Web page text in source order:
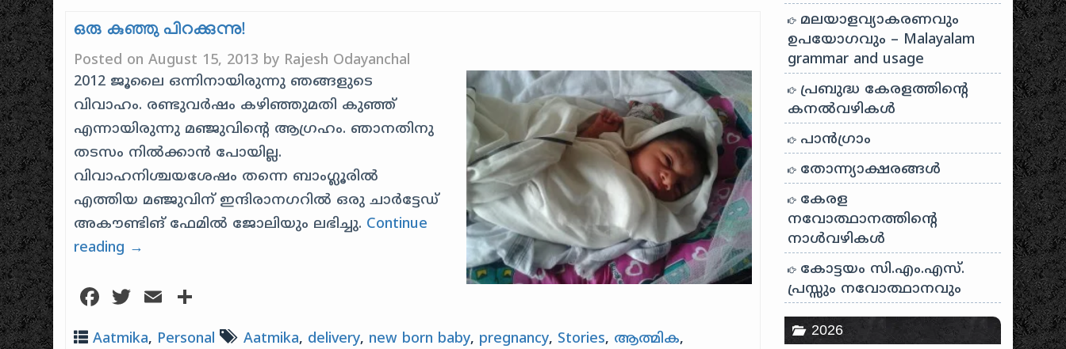
ഒരു കുഞ്ഞു പിറക്കുന്നു!
Posted onAugust 15, 2013 by Rajesh Odayanchal
2012 ജൂലൈ ഒന്നിനായിരുന്നു ഞങ്ങളുടെ
വിവാഹം. രണ്ടുവർഷം കഴിഞ്ഞുമതി കുഞ്ഞ്
എന്നായിരുന്നു മഞ്ജുവിന്റെ ആഗ്രഹം. ഞാനതിനു
തടസം നിൽക്കാൻ പോയില്ല.
വിവാഹനിശ്ചയശേഷം തന്നെ ബാംഗ്ലൂരിൽ
എത്തിയ മഞ്ജുവിന് ഇന്ദിരാനഗറിൽ ഒരു ചാർട്ടേഡ്
അകൗണ്ടിങ് ഫേമിൽ ജോലിയും ലഭിച്ചു. Continue
reading →
Facebook
Twitter
Email
Aatmika, Personal Aatmika, delivery, new born baby, pregnancy, Stories, ആത്മിക,
മലയാളവ്യാകരണവും
ഉപയോഗവും – Malayalam
grammar and usage
പ്രബുദ്ധ കേരളത്തിന്റെ
കനൽവഴികൾ
പാന്‍ഗ്രാം
തോന്ന്യാക്ഷരങ്ങള്‍
കേരള
നവോത്ഥാനത്തിന്റെ
നാൾവഴികൾ
കോട്ടയം സി.എം.എസ്.
പ്രസ്സും നവോത്ഥാനവും
2026